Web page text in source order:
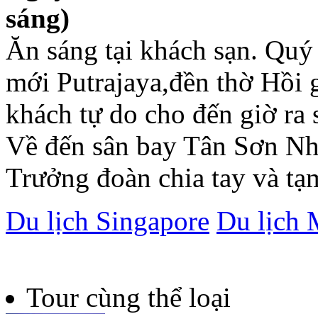
sáng)
Ăn sáng tại khách sạn.
mới Putrajaya,đền thờ Hồi
khách tự do cho đến giờ ra
Về đến sân bay Tân Sơn
Trưởng đoàn chia tay và
Du lịch Singapore Du lịch
Tour cùng thể loại